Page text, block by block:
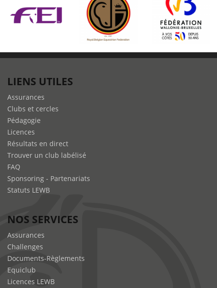
LIENS UTILES
Assurances
Clubs et cercles
Pédagogie
Licences
Résultats en direct
Trouver un club labélisé
FAQ
Sponsoring - Partenariats
Statuts LEWB
NOS SERVICES
Assurances
Challenges
Documents-Règlements
Equiclub
Licences LEWB